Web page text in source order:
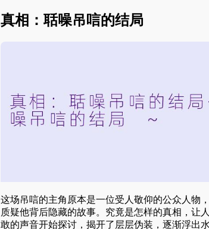
真相：聒噪吊唁的结局
这场吊唁的主角原本是一位受人敬仰的公众人物
质疑他背后隐藏的故事。究竟是怎样的真相，让
敢的声音开始探讨，揭开了层层伪装，逐渐浮出